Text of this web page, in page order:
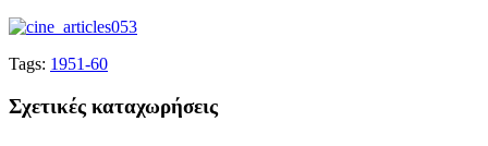
Tags: 1951-60
Σχετικές καταχωρήσεις